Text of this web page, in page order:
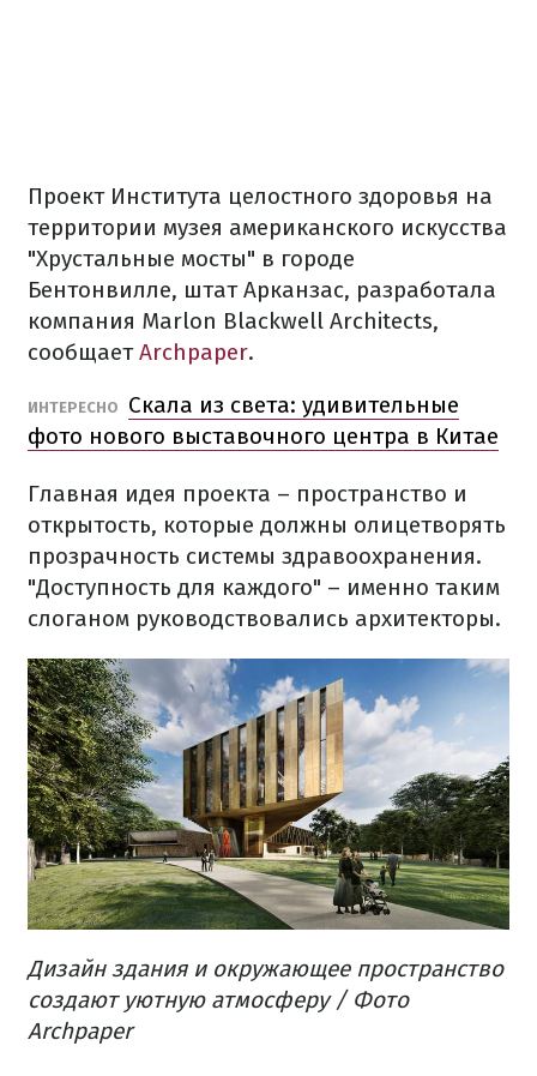
Проект Института целостного здоровья на
территории музея американского искусства
"Хрустальные мосты" в городе
Бентонвилле, штат Арканзас, разработала
компания Marlon Blackwell Architects,
сообщаетArchpaper.
ИНТЕРЕСНО Скала из света: удивительные
фото нового выставочного центра в Китае
Главная идея проекта – пространство и
открытость, которые должны олицетворять
прозрачность системы здравоохранения.
"Доступность для каждого" – именно таким
слоганом руководствовались архитекторы.
Дизайн здания и окружающее пространство
создают уютную атмосферу/ Фото
Archpaper